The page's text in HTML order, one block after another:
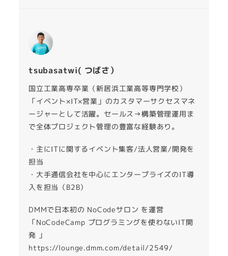
tsubasatwi( つばさ）
国立工業高専卒業（新居浜工業高等専門学校）
「イベント×IT×営業」のカスタマーサクセスマネ
ージャーとして活躍。セールス→構築管理運用ま
で全体プロジェクト管理の豊富な経験あり。
・主にITに関するイベント集客/法人営業/開発を
担当
・大手通信会社を中心にエンタープライズのIT導
入を担当（B2B）
DMMで日本初の NoCodeサロン を運営
「NoCodeCamp プログラミングを使わないIT開
発 」
https://lounge.dmm.com/detail/2549/